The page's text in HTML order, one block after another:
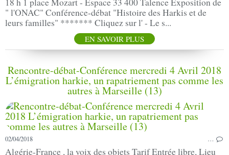
" l'ONAC" Conférence-débat "Histoire des Harkis et de
leurs familles" ******* Cliquez sur l' - Le s...
EN SAVOIR PLUS
Rencontre-débat-Conférence mercredi 4 Avril 2018
L’émigration harkie, un rapatriement pas comme les
autres à Marseille (13)
02/04/2018 …
Algérie-France , la voix des objets Tarif Entrée libre, Lieu